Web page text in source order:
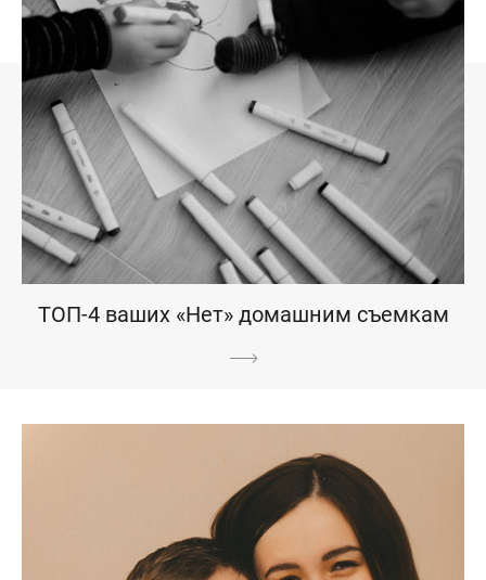
ТОП-4 ваших «Нет» домашним съемкам